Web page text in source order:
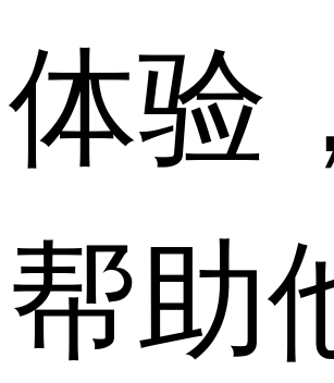
体验
帮助